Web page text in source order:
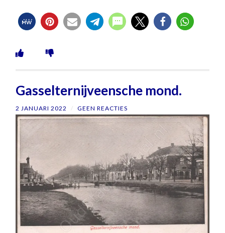
Gasselternijveensche mond.
2 JANUARI 2022 / GEEN REACTIES